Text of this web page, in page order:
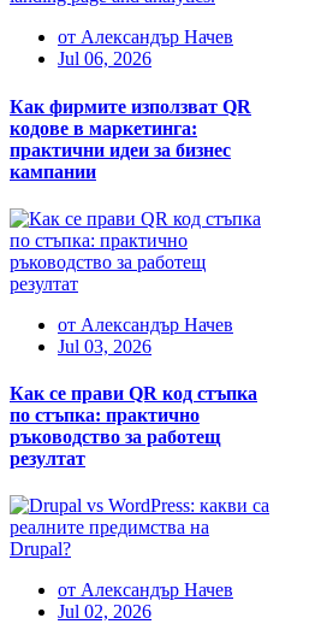
от Александър Начев
Jul 06, 2026
Как фирмите използват QR
кодове в маркетинга:
практични идеи за бизнес
кампании
от Александър Начев
Jul 03, 2026
Как се прави QR код стъпка
по стъпка: практично
ръководство за работещ
резултат
от Александър Начев
Jul 02, 2026